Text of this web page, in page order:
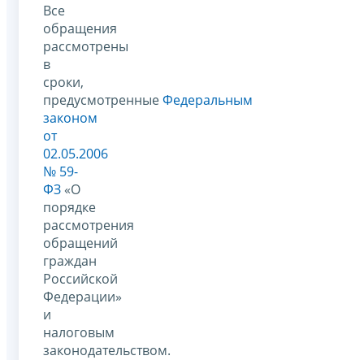
Все
обращения
рассмотрены
в
сроки,
предусмотренныеФедеральным
законом
от
02.05.2006
№ 59-
ФЗ «О
порядке
рассмотрения
обращений
граждан
Российской
Федерации»
и
налоговым
законодательством.